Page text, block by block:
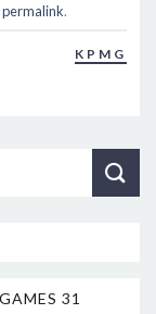
permalink.
KPMG
31